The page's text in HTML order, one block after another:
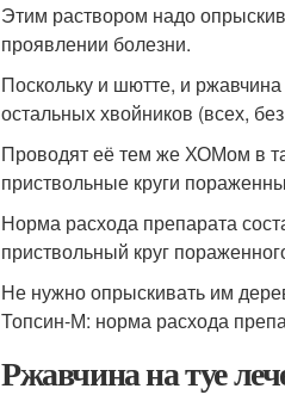
Этим раствором надо
проявлении болезни.
Поскольку и шютте, и
остальных хвойников (всех,
Проводят её тем же ХОМом в
приствольные круги
Норма расхода препарата
приствольный круг
Не нужно опрыскивать им
Топсин-М: норма расхода
Ржавчина на туе